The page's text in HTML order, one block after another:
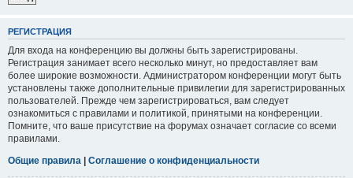
РЕГИСТРАЦИЯ
Для входа на конференцию вы должны быть зарегистрированы.
Регистрация занимает всего несколько минут, но предоставляет вам
более широкие возможности. Администратором конференции могут быть
установлены также дополнительные привилегии для зарегистрированных
пользователей. Прежде чем зарегистрироваться, вам следует
ознакомиться с правилами и политикой, принятыми на конференции.
Помните, что ваше присутствие на форумах означает согласие со всеми
правилами.
Общие правила | Соглашение о конфиденциальности